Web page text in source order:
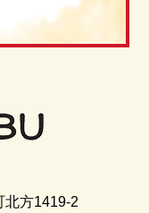
方1419-2